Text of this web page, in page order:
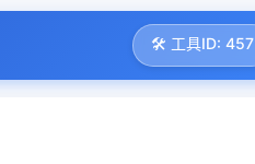
🛠️ 工具ID: 457